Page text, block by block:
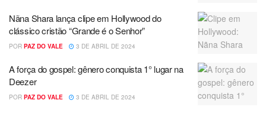
Nãna Shara lança clipe em Hollywood do
clássico cristão “Grande é o Senhor”
POR PAZ DO VALE 3 DE ABRIL DE 2024
A força do gospel: gênero conquista 1° lugar na
Deezer
POR PAZ DO VALE 3 DE ABRIL DE 2024